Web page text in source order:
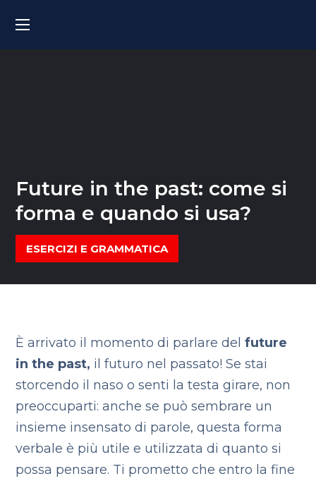
Future in the past: come si
forma e quando si usa?
ESERCIZI E GRAMMATICA
È arrivato il momento di parlare delfuture
in the past, il futuro nel passato! Se stai
storcendo il naso o senti la testa girare, non
preoccuparti: anche se può sembrare un
insieme insensato di parole, questa forma
verbale è più utile e utilizzata di quanto si
possa pensare. Ti prometto che entro la fine